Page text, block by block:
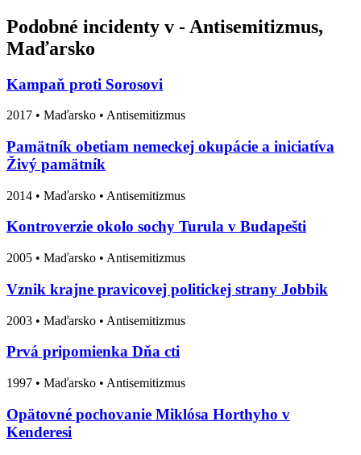
Podobné incidenty v - Antisemitizmus,
Maďarsko
Kampaň proti Sorosovi
2017 • Maďarsko • Antisemitizmus
Pamätník obetiam nemeckej okupácie a iniciatíva
Živý pamätník
2014 • Maďarsko • Antisemitizmus
Kontroverzie okolo sochy Turula v Budapešti
2005 • Maďarsko • Antisemitizmus
Vznik krajne pravicovej politickej strany Jobbik
2003 • Maďarsko • Antisemitizmus
Prvá pripomienka Dňa cti
1997 • Maďarsko • Antisemitizmus
Opätovné pochovanie Miklósa Horthyho v
Kenderesi